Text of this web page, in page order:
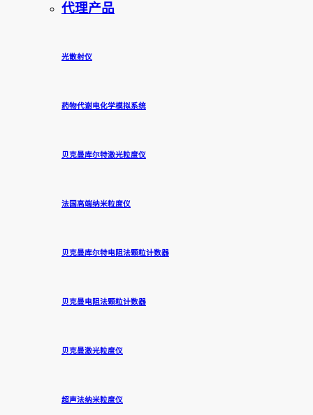
代理产品
光散射仪
药物代谢电化学模拟系统
贝克曼库尔特激光粒度仪
法国高端纳米粒度仪
贝克曼库尔特电阻法颗粒计数器
贝克曼电阻法颗粒计数器
贝克曼激光粒度仪
超声法纳米粒度仪